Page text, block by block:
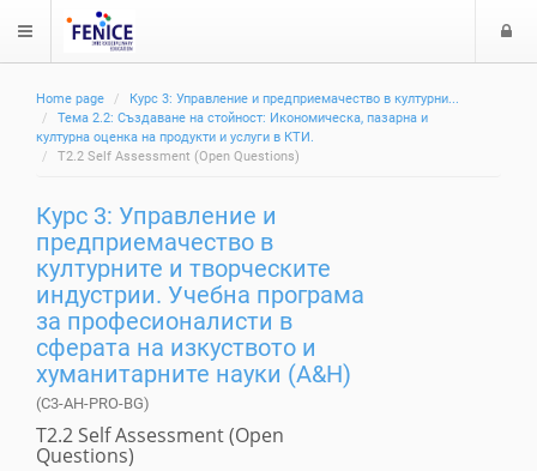
Home page
Курс 3: Управление и предприемачество в културни...
Тема 2.2: Създаване на стойност: Икономическа, пазарна и
културна оценка на продукти и услуги в КТИ.
T2.2 Self Assessment (Open Questions)
Курс 3: Управление и
предприемачество в
културните и творческите
индустрии. Учебна програма
за професионалисти в
сферата на изкуството и
хуманитарните науки (A&H)
(C3-AH-PRO-BG)
T2.2 Self Assessment (Open
Questions)